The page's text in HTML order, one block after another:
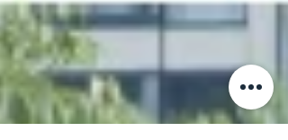
houdt het in en wat wordt er verwacht van...